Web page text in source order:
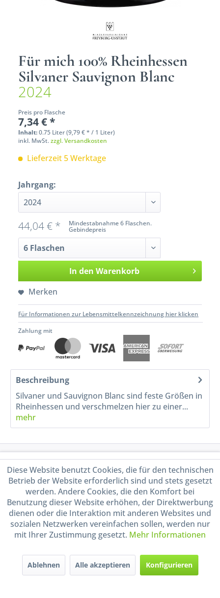
Für mich 100% Rheinhessen
Silvaner Sauvignon Blanc
2024
Preis pro Flasche
7,34 € *
Inhalt:0.75 Liter (9,79 € * / 1 Liter)
inkl. MwSt.zzgl. Versandkosten
Lieferzeit 5 Werktage
Jahrgang:
Mindestabnahme 6 Flaschen.
Gebindepreis
44,04 € *
In den Warenkorb
Merken
Für Informationen zur Lebensmittelkennzeichnung hier klicken
Zahlung mit
Beschreibung
Silvaner und Sauvignon Blanc sind feste Größen in
Rheinhessen und verschmelzen hier zu einer...
mehr
Shop Service
Informationen
Handel mit BIO-Weinen
durch DE-ÖKO-009
Diese Website benutzt Cookies, die für den technischen
Betrieb der Website erforderlich sind und stets gesetzt
werden. Andere Cookies, die den Komfort bei
Benutzung dieser Website erhöhen, der Direktwerbung
dienen oder die Interaktion mit anderen Websites und
sozialen Netzwerken vereinfachen sollen, werden nur
mit Ihrer Zustimmung gesetzt. Mehr Informationen
Ablehnen Alle akzeptieren Konfigurieren